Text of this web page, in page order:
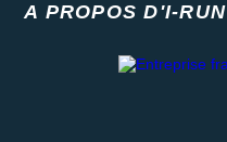
A PROPOS D'I-RUN